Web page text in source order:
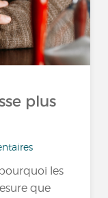
plus
les
que